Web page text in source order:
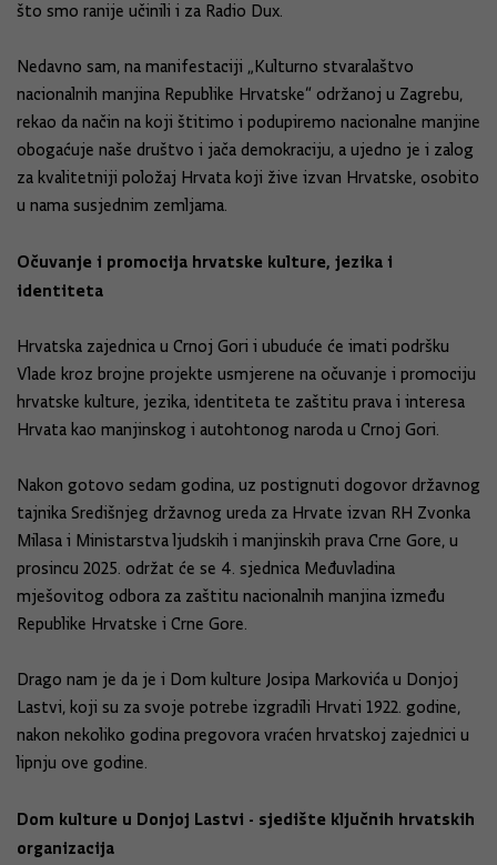
što smo ranije učinili i za Radio Dux.
Nedavno sam, na manifestaciji „Kulturno stvaralaštvo
nacionalnih manjina Republike Hrvatske“ održanoj u Zagrebu,
rekao da način na koji štitimo i podupiremo nacionalne manjine
obogaćuje naše društvo i jača demokraciju, a ujedno je i zalog
za kvalitetniji položaj Hrvata koji žive izvan Hrvatske, osobito
u nama susjednim zemljama.
Očuvanje i promocija hrvatske kulture, jezika i
identiteta
Hrvatska zajednica u Crnoj Gori i ubuduće će imati podršku
Vlade kroz brojne projekte usmjerene na očuvanje i promociju
hrvatske kulture, jezika, identiteta te zaštitu prava i interesa
Hrvata kao manjinskog i autohtonog naroda u Crnoj Gori.
Nakon gotovo sedam godina, uz postignuti dogovor državnog
tajnika Središnjeg državnog ureda za Hrvate izvan RH Zvonka
Milasa i Ministarstva ljudskih i manjinskih prava Crne Gore, u
prosincu 2025. održat će se 4. sjednica Međuvladina
mješovitog odbora za zaštitu nacionalnih manjina između
Republike Hrvatske i Crne Gore.
Drago nam je da je i Dom kulture Josipa Markovića u Donjoj
Lastvi, koji su za svoje potrebe izgradili Hrvati 1922. godine,
nakon nekoliko godina pregovora vraćen hrvatskoj zajednici u
lipnju ove godine.
Dom kulture u Donjoj Lastvi - sjedište ključnih hrvatskih
organizacija